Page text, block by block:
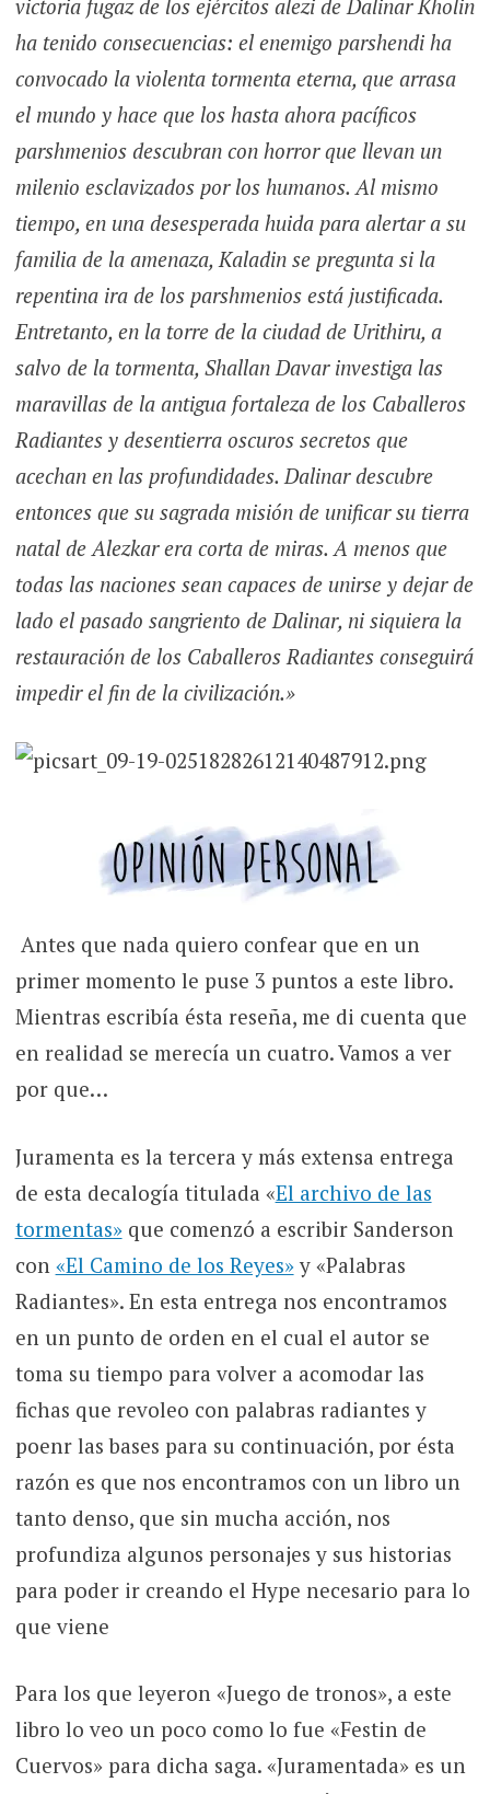
victoria fugaz de los ejércitos alezi de Dalinar Kholin
ha tenido consecuencias: el enemigo parshendi ha
convocado la violenta tormenta eterna, que arrasa
el mundo y hace que los hasta ahora pacíficos
parshmenios descubran con horror que llevan un
milenio esclavizados por los humanos. Al mismo
tiempo, en una desesperada huida para alertar a su
familia de la amenaza, Kaladin se pregunta si la
repentina ira de los parshmenios está justificada.
Entretanto, en la torre de la ciudad de Urithiru, a
salvo de la tormenta, Shallan Davar investiga las
maravillas de la antigua fortaleza de los Caballeros
Radiantes y desentierra oscuros secretos que
acechan en las profundidades. Dalinar descubre
entonces que su sagrada misión de unificar su tierra
natal de Alezkar era corta de miras. A menos que
todas las naciones sean capaces de unirse y dejar de
lado el pasado sangriento de Dalinar, ni siquiera la
restauración de los Caballeros Radiantes conseguirá
impedir el fin de la civilización.»
Antes que nada quiero confear que en un
primer momento le puse 3 puntos a este libro.
Mientras escribía ésta reseña, me di cuenta que
en realidad se merecía un cuatro. Vamos a ver
por que…
Juramenta es la tercera y más extensa entrega
de esta decalogía titulada «El archivo de las
tormentas»que comenzó a escribir Sanderson
con «El Camino de los Reyes»y «Palabras
Radiantes». En esta entrega nos encontramos
en un punto de orden en el cual el autor se
toma su tiempo para volver a acomodar las
fichas que revoleo con palabras radiantes y
poenr las bases para su continuación, por ésta
razón es que nos encontramos con un libro un
tanto denso, que sin mucha acción, nos
profundiza algunos personajes y sus historias
para poder ir creando el Hype necesario para lo
que viene
Para los que leyeron «Juego de tronos», a este
libro lo veo un poco como lo fue «Festin de
Cuervos» para dicha saga. «Juramentada» es un